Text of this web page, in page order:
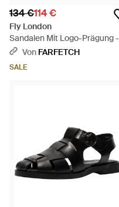
134 €114 €
Fly London
Sandalen Mit Logo-Prägung -
Braun
Von FARFETCH
SALE